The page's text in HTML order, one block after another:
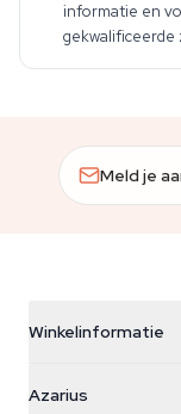
informatie en
Meld je
Winkelinformatie
Galvaniweg 11
Azarius